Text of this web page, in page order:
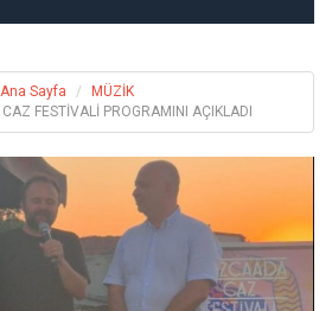
Ana Sayfa
MÜZİK
FESTİVALİ PROGRAMINI AÇIKLADI